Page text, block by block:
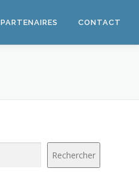
PARTENAIRES CONTACT
Rechercher